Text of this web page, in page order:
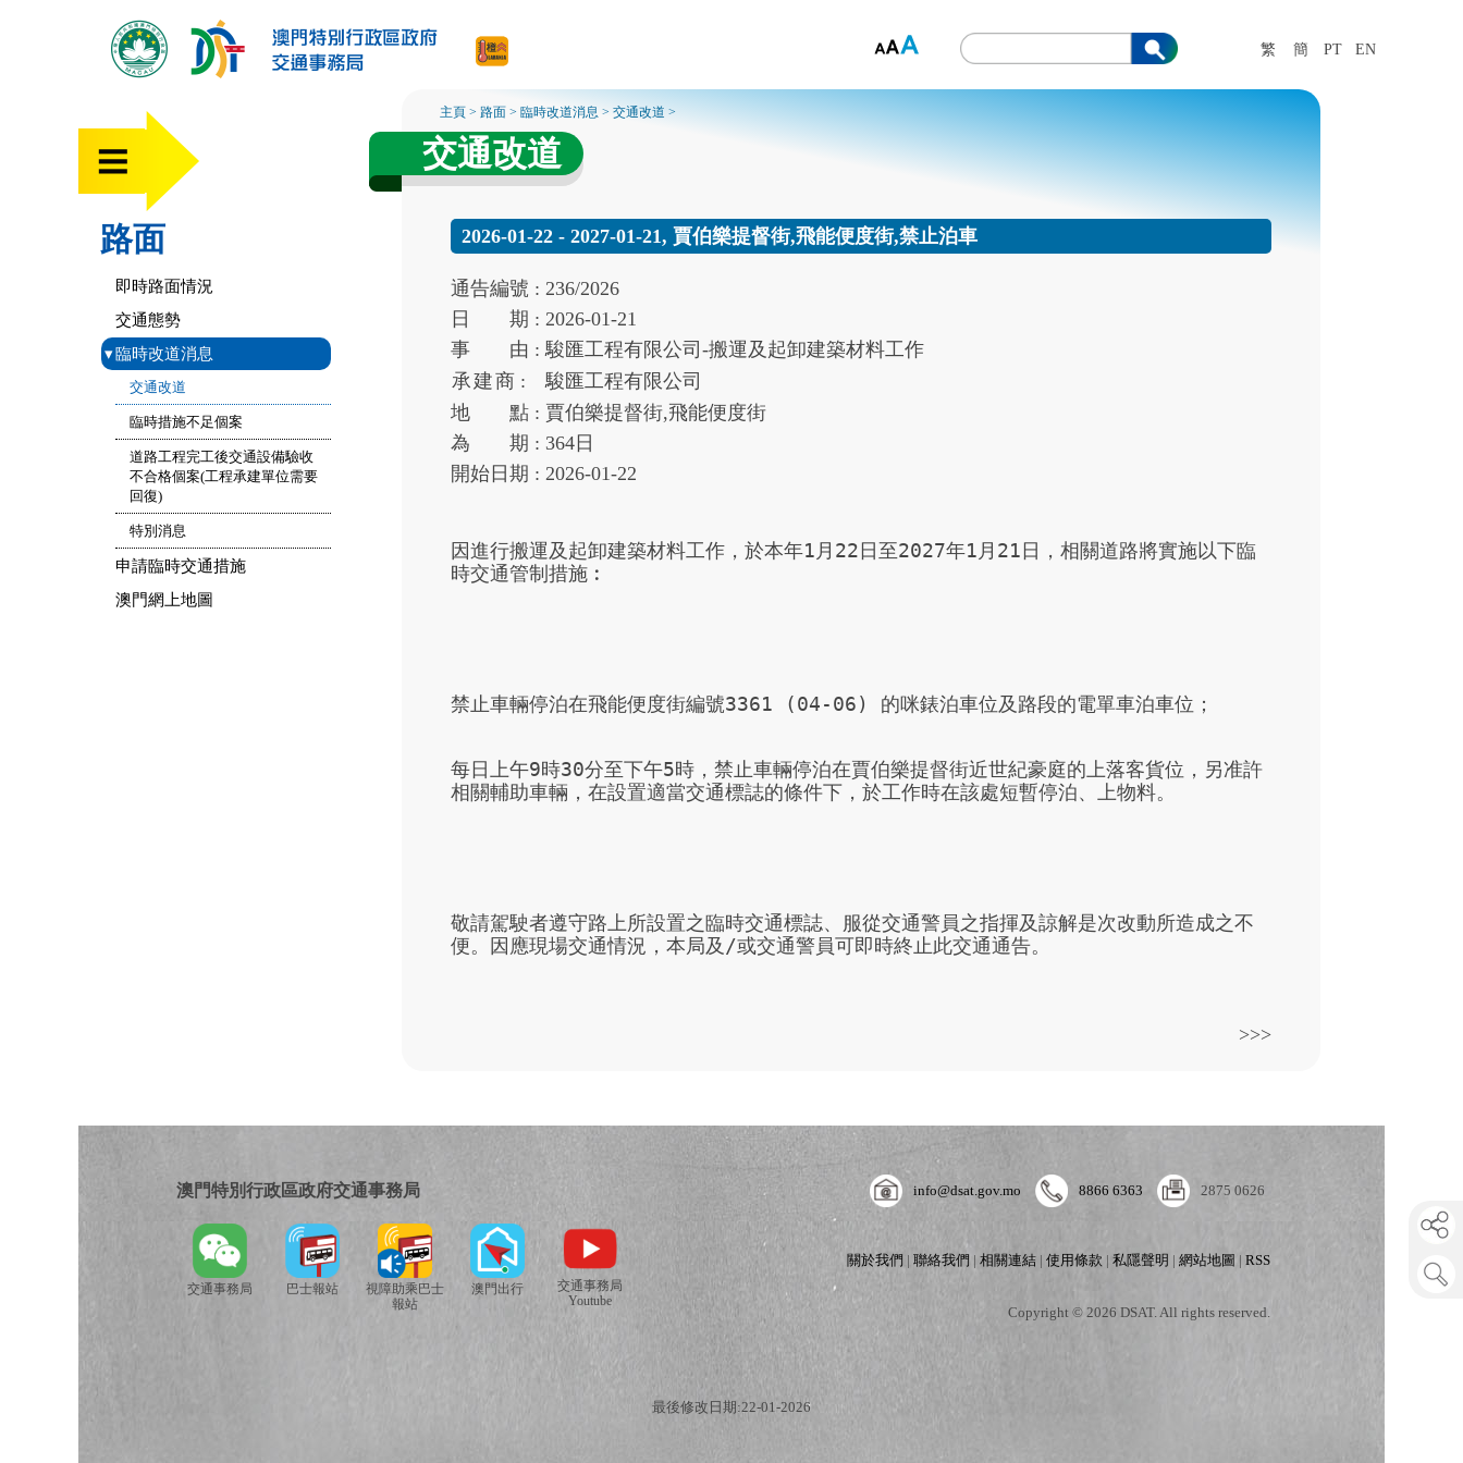
繁 簡 PT EN
路面
即時路面情況
交通態勢
▾臨時改道消息
交通改道
臨時措施不足個案
道路工程完工後交通設備驗收
不合格個案(工程承建單位需要
回復)
特別消息
申請臨時交通措施
澳門網上地圖
主頁 >路面 >臨時改道消息 >交通改道 >
交通改道
2026-01-22 - 2027-01-21, 賈伯樂提督街,飛能便度街,禁止泊車
通告編號 :236/2026
日
期 :2026-01-21
事
由 :駿匯工程有限公司-搬運及起卸建築材料工作
承建商 :
駿匯工程有限公司
地
點 : 賈伯樂提督街,飛能便度街
為
期 : 364 日
開始 日期 :2026-01-22
因進行搬運及起卸建築材料工作，於本年1月22日至2027年1月21日，相關道路將實施以下臨
時交通管制措施︰
禁止車輛停泊在飛能便度街編號3361 (04-06) 的咪錶泊車位及路段的電單車泊車位；
每日上午9時30分至下午5時，禁止車輛停泊在賈伯樂提督街近世紀豪庭的上落客貨位，另准許
相關輔助車輛，在設置適當交通標誌的條件下，於工作時在該處短暫停泊、上物料。
敬請駕駛者遵守路上所設置之臨時交通標誌、服從交通警員之指揮及諒解是次改動所造成之不
便。因應現場交通情況，本局及/或交通警員可即時終止此交通通告。
>>>
澳門特別行政區政府交通事務局
交通事務局 巴士報站
視障助乘巴士
報站
澳門出行
交通事務局
Youtube
info@dsat.gov.mo 8866 6363 2875 0626
關於我們 | 聯絡我們 | 相關連結| 使用條款 | 私隱聲明 | 網站地圖 | RSS
Copyright © 2026 DSAT. All rights reserved.
最後修改日期:22-01-2026